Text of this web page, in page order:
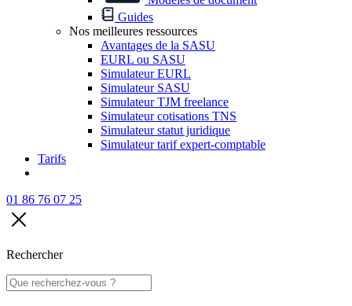
Guides
Nos meilleures ressources
Avantages de la SASU
EURL ou SASU
Simulateur EURL
Simulateur SASU
Simulateur TJM freelance
Simulateur cotisations TNS
Simulateur statut juridique
Simulateur tarif expert-comptable
Tarifs
01 86 76 07 25
Rechercher